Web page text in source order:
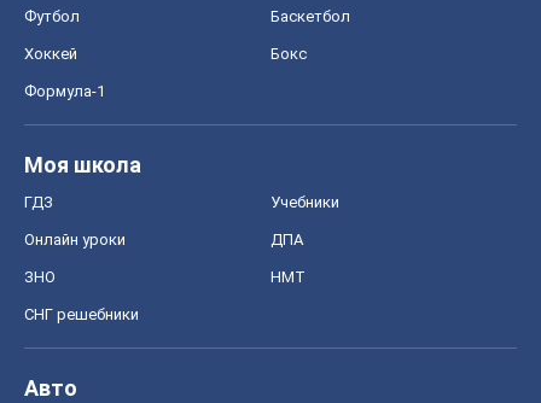
Футбол Баскетбол
Хоккей Бокс
Формула-1
Моя школа
ГДЗ Учебники
Онлайн уроки ДПА
ЗНО НМТ
СНГ решебники
Авто